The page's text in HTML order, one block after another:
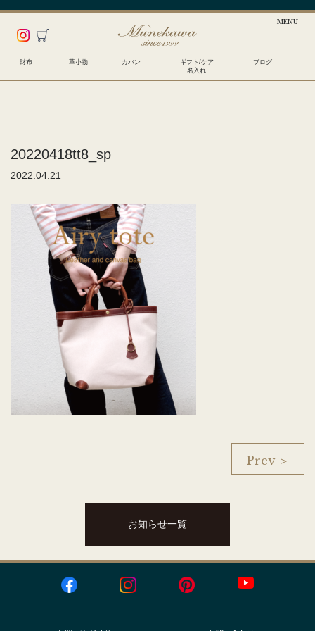
財布 革小物 カバン
ギフト/ケア
名入れ
ブログ
20220418tt8_sp
2022.04.21
Prev ＞
お知らせ一覧